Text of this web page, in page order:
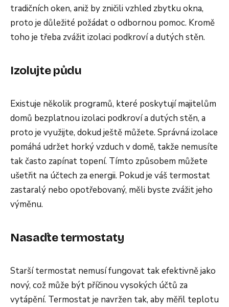
tradičních oken, aniž by zničili vzhled zbytku okna,
proto je důležité požádat o odbornou pomoc. Kromě
toho je třeba zvážit izolaci podkroví a dutých stěn.
Izolujte půdu
Existuje několik programů, které poskytují majitelům
domů bezplatnou izolaci podkroví a dutých stěn, a
proto je využijte, dokud ještě můžete. Správná izolace
pomáhá udržet horký vzduch v domě, takže nemusíte
tak často zapínat topení. Tímto způsobem můžete
ušetřit na účtech za energii. Pokud je váš termostat
zastaralý nebo opotřebovaný, měli byste zvážit jeho
výměnu.
Nasaďte termostaty
Starší termostat nemusí fungovat tak efektivně jako
nový, což může být příčinou vysokých účtů za
vytápění. Termostat je navržen tak, aby měřil teplotu